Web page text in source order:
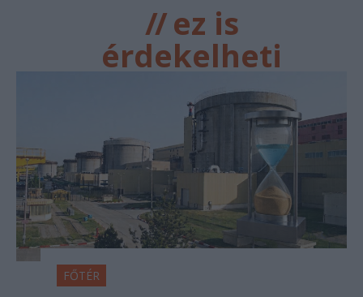
//ez is
érdekelheti
FŐTÉR